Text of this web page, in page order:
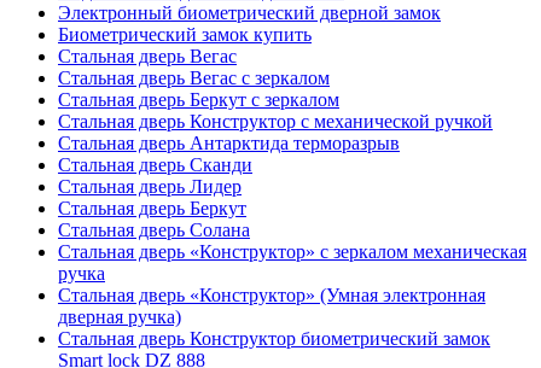
Электронный биометрический дверной замок
Биометрический замок купить
Стальная дверь Вегас
Стальная дверь Вегас с зеркалом
Стальная дверь Беркут с зеркалом
Стальная дверь Конструктор с механической ручкой
Стальная дверь Антарктида терморазрыв
Стальная дверь Сканди
Стальная дверь Лидер
Стальная дверь Беркут
Стальная дверь Солана
Стальная дверь «Конструктор» с зеркалом механическая
ручка
Стальная дверь «Конструктор» (Умная электронная
дверная ручка)
Стальная дверь Конструктор биометрический замок
Smart lock DZ 888